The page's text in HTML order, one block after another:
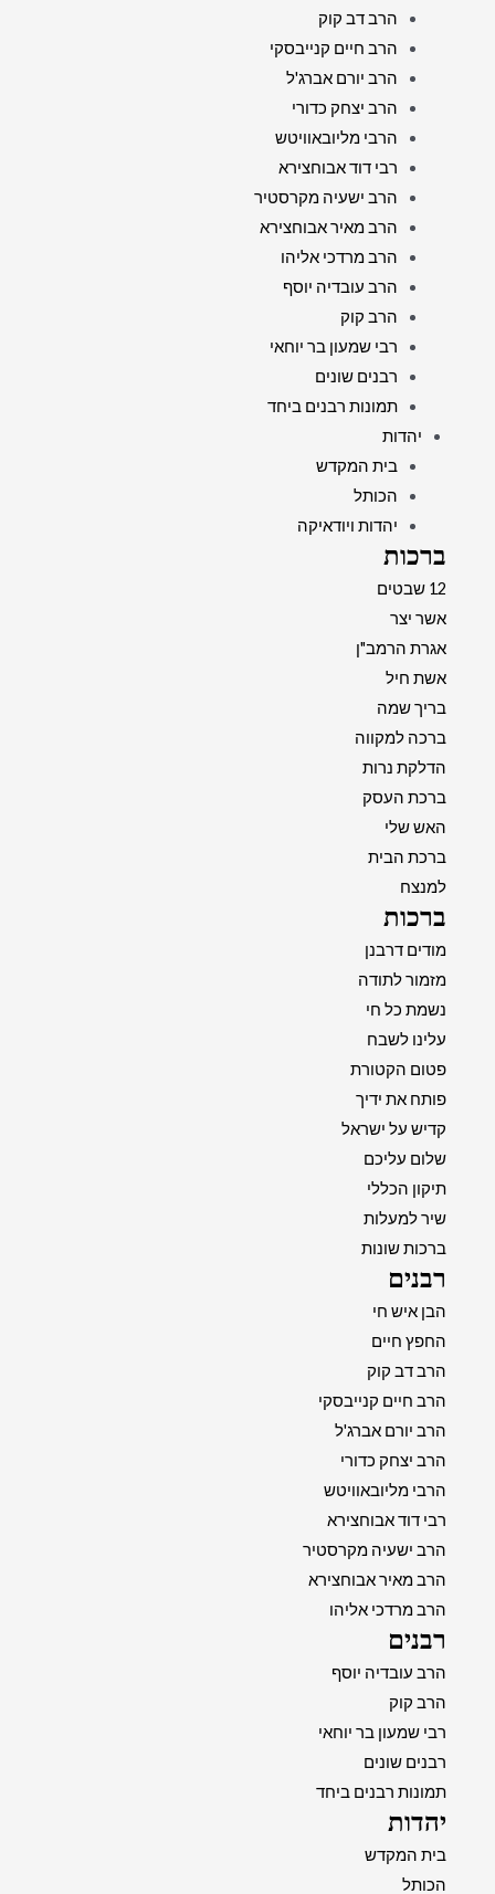
הרב דב קוק
הרב חיים קנייבסקי
הרב יורם אברג'ל
הרב יצחק כדורי
הרבי מליובאוויטש
רבי דוד אבוחצירא
הרב ישעיה מקרסטיר
הרב מאיר אבוחצירא
הרב מרדכי אליהו
הרב עובדיה יוסף
הרב קוק
רבי שמעון בר יוחאי
רבנים שונים
תמונות רבנים ביחד
יהדות
בית המקדש
הכותל
יהדות ויודאיקה
ברכות
12 שבטים
אשר יצר
אגרת הרמב"ן
אשת חיל
בריך שמה
ברכה למקווה
הדלקת נרות
ברכת העסק
האש שלי
ברכת הבית
למנצח
ברכות
מודים דרבנן
מזמור לתודה
נשמת כל חי
עלינו לשבח
פטום הקטורת
פותח את ידיך
קדיש על ישראל
שלום עליכם
תיקון הכללי
שיר למעלות
ברכות שונות
רבנים
הבן איש חי
החפץ חיים
הרב דב קוק
הרב חיים קנייבסקי
הרב יורם אברג'ל
הרב יצחק כדורי
הרבי מליובאוויטש
רבי דוד אבוחצירא
הרב ישעיה מקרסטיר
הרב מאיר אבוחצירא
הרב מרדכי אליהו
רבנים
הרב עובדיה יוסף
הרב קוק
רבי שמעון בר יוחאי
רבנים שונים
תמונות רבנים ביחד
יהדות
בית המקדש
הכותל